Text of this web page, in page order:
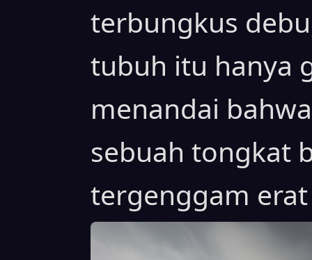
terbungkus
tubuh itu hanya
menandai
sebuah tongkat
tergenggam